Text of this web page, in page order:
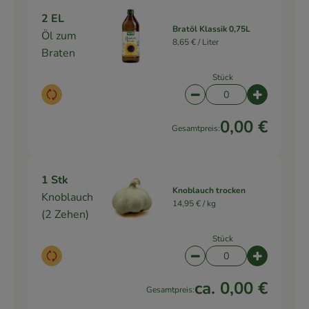
2 EL
Öl zum
Braten
Auswahl ändern
Bratöl Klassik 0,75L
8,65 € /Liter
Stück
Artikelanzahl
Gesamtpreis:0,00 €
1 Stk
Knoblauch
(2 Zehen)
Auswahl ändern
Knoblauch trocken
14,95 € /kg
Stück
Artikelanzahl
Gesamtpreis:ca. 0,00 €